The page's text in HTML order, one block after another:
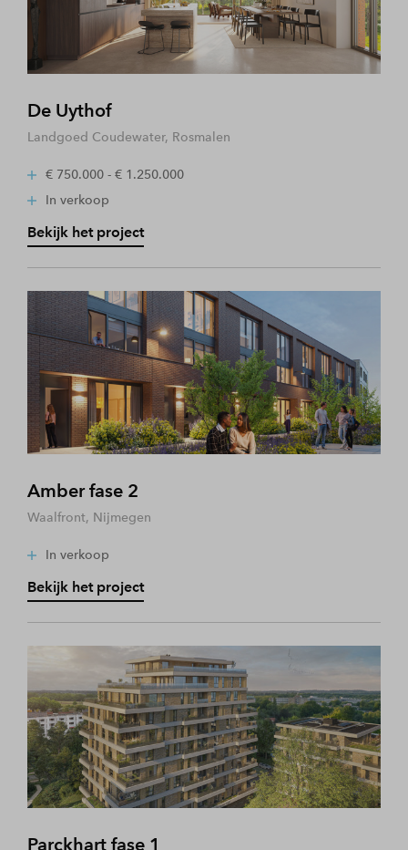
De Uythof
Landgoed Coudewater, Rosmalen
€ 750.000 - € 1.250.000
In verkoop
Bekijk het project
Amber fase 2
Waalfront, Nijmegen
In verkoop
Bekijk het project
Parckhart fase 1